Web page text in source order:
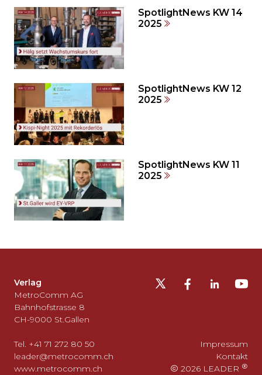
den
weiteren
Inhalt
auslassen
und
zum
Seitenende
springen?
SpotlightNews KW 14
2025
SpotlightNews KW 12
2025
SpotlightNews KW 11
2025
auslassen
und
zurück
zum
gehen?
Verlag
MetroComm AG
Bahnhofstrasse 8
CH-9000 St.Gallen
Tel. +41 71 272 80 50
leader@metrocomm.ch
www.metrocomm.ch
Impressum
Kontakt
2026 LEADER